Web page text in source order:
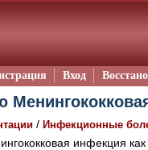
Вход
/ Инфекционные
инфекция